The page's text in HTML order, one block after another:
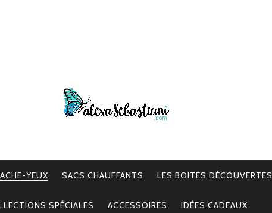
YEUX SACS CHAUFFANTS LES BOITES DÉCOUVERTES
SPÉCIALES ACCESSOIRES IDÉES CADEAUX